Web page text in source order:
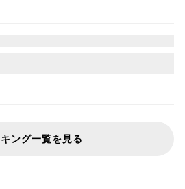
ング一覧を見る